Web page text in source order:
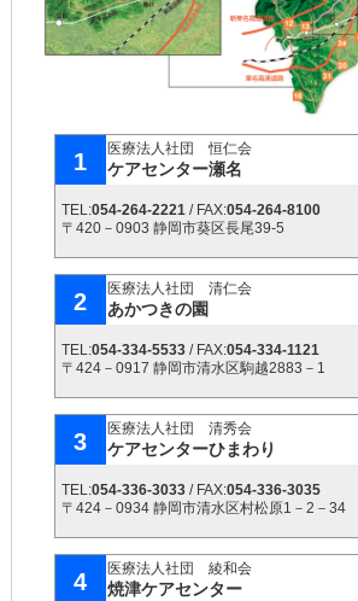
1 医療法人社団 恒仁会
ケアセンター瀬名
TEL:054-264-2221/ FAX:054-264-8100
〒420－0903 静岡市葵区長尾39-5
2 医療法人社団 清仁会
あかつきの園
TEL:054-334-5533/ FAX:054-334-1121
〒424－0917 静岡市清水区駒越2883－1
3 医療法人社団 清秀会
ケアセンターひまわり
TEL:054-336-3033/ FAX:054-336-3035
〒424－0934 静岡市清水区村松原1－2－34
4 医療法人社団 綾和会
焼津ケアセンター